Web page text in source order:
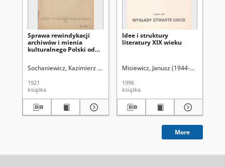
Sprawa rewindykacji
archiwów i mienia
kulturalnego Polski od
Sochaniewicz, Kazimierz (1892-1930)
1921
książka
Idee i struktury
literatury XIX wieku
Misiewicz, Janusz (1944-2015)
1996
książka
More